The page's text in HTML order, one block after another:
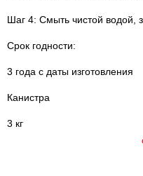
Шаг 4: Смыть чистой водой,
Срок годности:
3 года с даты изготовления
Канистра
3 кг